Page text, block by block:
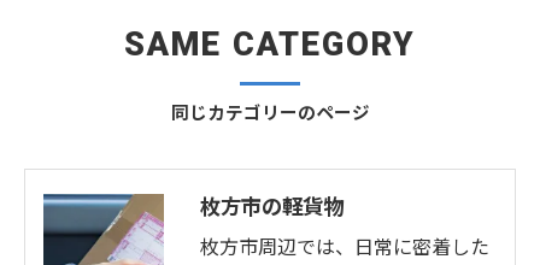
同じカテゴリーのページ
SAME CATEGORY
枚方市の軽貨物
枚方市周辺では、日常に密着した